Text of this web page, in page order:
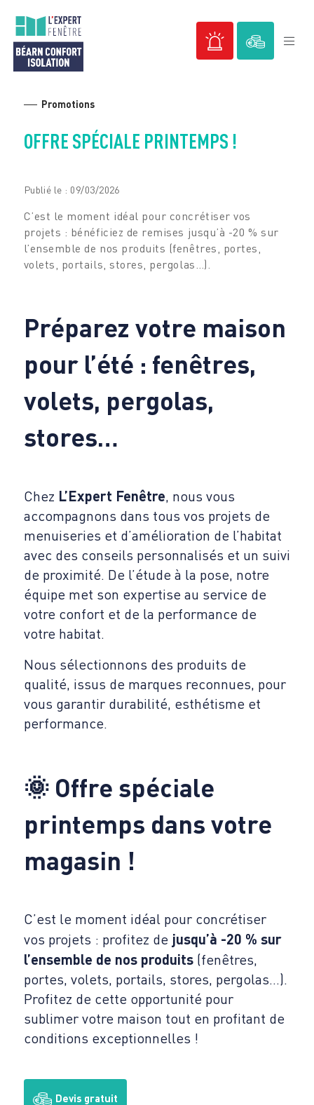
Promotions
OFFRE SPÉCIALE PRINTEMPS !
Publié le : 09/03/2026
C’est le moment idéal pour concrétiser vos
projets : bénéficiez de remises jusqu’à -20 % sur
l’ensemble de nos produits (fenêtres, portes,
volets, portails, stores, pergolas…).
Préparez votre maison
pour l’été : fenêtres,
volets, pergolas,
stores…
Chez L’Expert Fenêtre, nous vous
accompagnons dans tous vos projets de
menuiseries et d’amélioration de l’habitat
avec des conseils personnalisés et un suivi
de proximité. De l’étude à la pose, notre
équipe met son expertise au service de
votre confort et de la performance de
votre habitat.
Nous sélectionnons des produits de
qualité, issus de marques reconnues, pour
vous garantir durabilité, esthétisme et
performance.
🌞Offre spéciale
printemps dans votre
magasin !
C’est le moment idéal pour concrétiser
vos projets : profitez de jusqu’à -20 % sur
l’ensemble de nos produits(fenêtres,
portes, volets, portails, stores, pergolas…).
Profitez de cette opportunité pour
sublimer votre maison tout en profitant de
conditions exceptionnelles !
Devis gratuit